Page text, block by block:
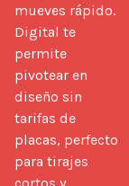
mueves rápido.
Digital te
permite
pivotear en
diseño sin
tarifas de
placas, perfecto
para tirajes
cortos y